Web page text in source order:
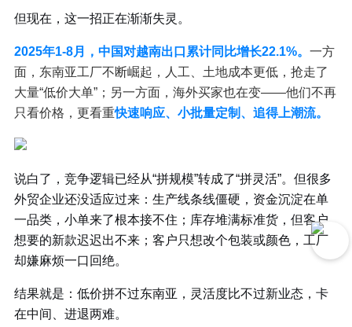
但现在，这一招正在渐渐失灵。
2025年1-8月，中国对越南出口累计同比增长22.1%。 一方
面，东南亚工厂不断崛起，人工、土地成本更低，抢走了
大量“低价大单”；另一方面，海外买家也在变——他们不再
只看价格，更看重快速响应、小批量定制、追得上潮流。
说白了，竞争逻辑已经从“拼规模”转成了“拼灵活”。但很多
外贸企业还没适应过来：生产线条线僵硬，资金沉淀在单
一品类，小单来了根本接不住；库存堆满标准货，但客户
想要的新款迟迟出不来；客户只想改个包装或颜色，工厂
却嫌麻烦一口回绝。
结果就是：低价拼不过东南亚，灵活度比不过新业态，卡
在中间、进退两难。